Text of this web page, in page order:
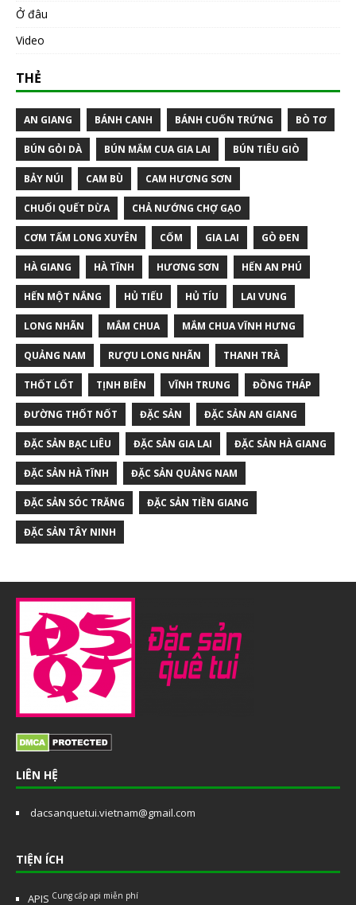
Ở đâu
Video
THẺ
AN GIANG BÁNH CANH BÁNH CUỐN TRỨNG BÒ TƠ
BÚN GỎI DÀ BÚN MẮM CUA GIA LAI BÚN TIÊU GIÒ
BẢY NÚI CAM BÙ CAM HƯƠNG SƠN
CHUỐI QUẾT DỪA CHẢ NƯỚNG CHỢ GẠO
CƠM TẤM LONG XUYÊN CỐM GIA LAI GÒ ĐEN
HÀ GIANG HÀ TĨNH HƯƠNG SƠN HẾN AN PHÚ
HẾN MỘT NẮNG HỦ TIẾU HỦ TÍU LAI VUNG
LONG NHÃN MẮM CHUA MẮM CHUA VĨNH HƯNG
QUẢNG NAM RƯỢU LONG NHÃN THANH TRÀ
THỐT LỐT TỊNH BIÊN VĨNH TRUNG ĐỒNG THÁP
ĐƯỜNG THỐT NỐT ĐẶC SẢN ĐẶC SẢN AN GIANG
ĐẶC SẢN BẠC LIÊU ĐẶC SẢN GIA LAI ĐẶC SẢN HÀ GIANG
ĐẶC SẢN HÀ TĨNH ĐẶC SẢN QUẢNG NAM
ĐẶC SẢN SÓC TRĂNG ĐẶC SẢN TIỀN GIANG
ĐẶC SẢN TÂY NINH
LIÊN HỆ
dacsanquetui.vietnam@gmail.com
TIỆN ÍCH
APIS Cung cấp api miễn phí